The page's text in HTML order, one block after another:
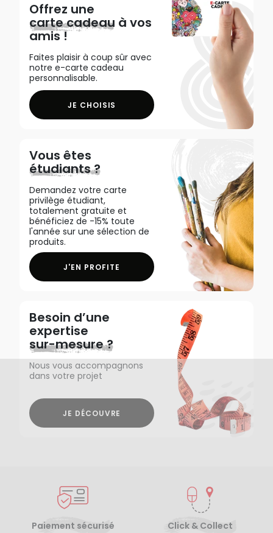
Offrez une
carte cadeau à vos
amis !
Faites plaisir à coup sûr avec
notre e-carte cadeau
personnalisable.
JE CHOISIS
Vous êtes
étudiants ?
Demandez votre carte
privilège étudiant,
totalement gratuite et
bénéficiez de -15% toute
l'année sur une sélection de
produits.
J'EN PROFITE
Besoin d’une
expertise
sur-mesure ?
Nous vous accompagnons
dans votre projet
JE DÉCOUVRE
Paiement sécurisé
Click & Collect